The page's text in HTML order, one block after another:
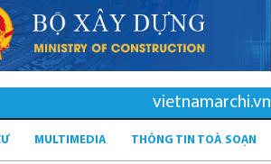
vietnamarchi.vn
MULTIMEDIA THÔNG TIN TOÀ SOẠN